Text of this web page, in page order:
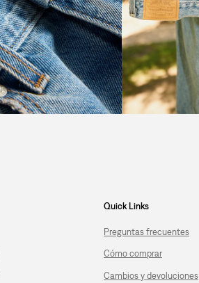
Quick Links
Preguntas frecuentes
Cómo comprar
Cambios y devoluciones